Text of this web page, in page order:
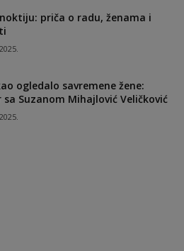
priča o radu, ženama i
ogledalo savremene žene:
sa Suzanom Mihajlović Veličković